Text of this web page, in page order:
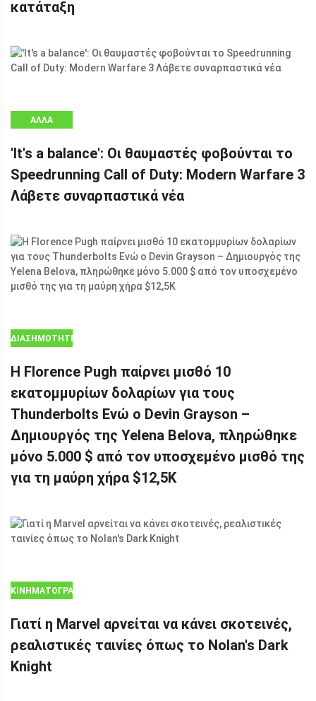
κατάταξη
ΑΛΛΑ
'It's a balance': Οι θαυμαστές φοβούνται το
Speedrunning Call of Duty: Modern Warfare 3
Λάβετε συναρπαστικά νέα
ΔΙΑΣΗΜΌΤΗΤΕΣ
Η Florence Pugh παίρνει μισθό 10
εκατομμυρίων δολαρίων για τους
Thunderbolts Ενώ ο Devin Grayson –
Δημιουργός της Yelena Belova, πληρώθηκε
μόνο 5.000 $ από τον υποσχεμένο μισθό της
για τη μαύρη χήρα $12,5K
ΚΙΝΗΜΑΤΟΓΡΆΦΟΣ
Γιατί η Marvel αρνείται να κάνει σκοτεινές,
ρεαλιστικές ταινίες όπως το Nolan's Dark
Knight